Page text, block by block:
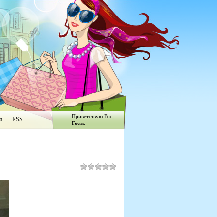
RSS Приветствую Вас,
Гость